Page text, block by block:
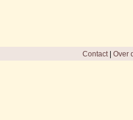
Contact| Over